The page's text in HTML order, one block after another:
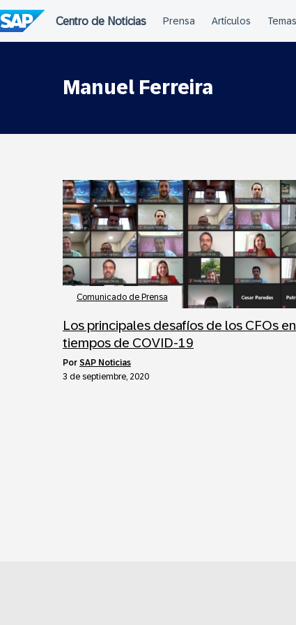
al
contenido
Manuel Ferreira
Comunicado de Prensa
Los principales desafíos de los CFOs en
tiempos de COVID-19
por SAP Noticias
3 de septiembre, 2020